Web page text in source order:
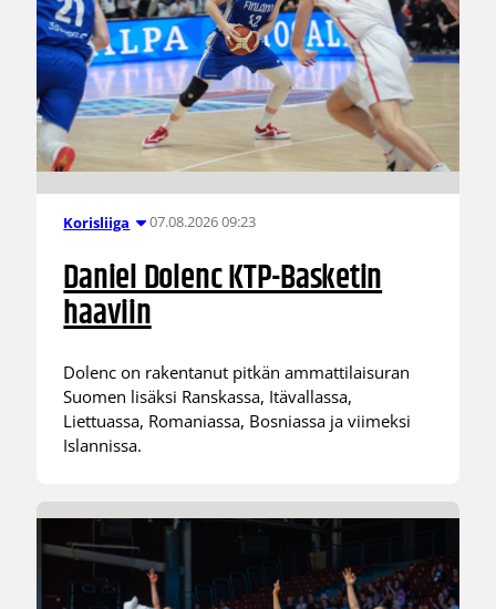
Korisliiga 07.08.2026 09:23
Daniel Dolenc KTP-Basketin
haaviin
Dolenc on rakentanut pitkän ammattilaisuran
Suomen lisäksi Ranskassa, Itävallassa,
Liettuassa, Romaniassa, Bosniassa ja viimeksi
Islannissa.